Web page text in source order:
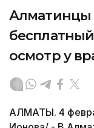
Алматинцы
осмотр у
АЛМАТЫ. 4